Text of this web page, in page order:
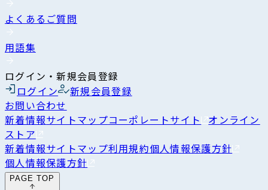
よくあるご質問
用語集
ログイン・新規会員登録
ログイン
新規会員登録
お問い合わせ
新着情報サイトマップコーポレートサイト オンライン
ストア
新着情報サイトマップ利用規約個人情報保護方針
個人情報保護方針
PAGE TOP